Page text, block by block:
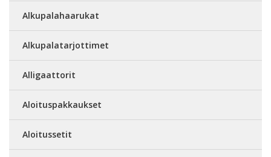
Alkupalahaarukat
Alkupalatarjottimet
Alligaattorit
Aloituspakkaukset
Aloitussetit